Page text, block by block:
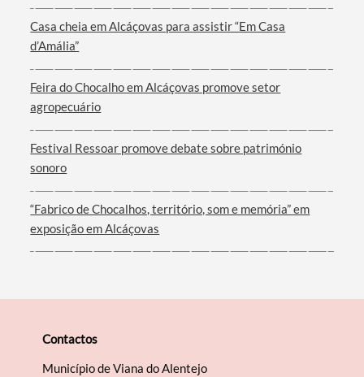
Filtros
Casa cheia em Alcáçovas para assistir “Em Casa
d’Amália”
Feira do Chocalho em Alcáçovas promove setor
agropecuário
Festival Ressoar promove debate sobre património
sonoro
“Fabrico de Chocalhos, território, som e memória” em
exposição em Alcáçovas
Contactos
Município de Viana do Alentejo